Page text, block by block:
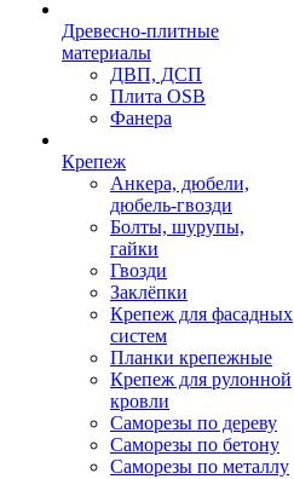
Древесно-плитные
материалы
ДВП, ДСП
Плита OSB
Фанера
Крепеж
Анкера, дюбели,
дюбель-гвозди
Болты, шурупы,
гайки
Гвозди
Заклёпки
Крепеж для фасадных
систем
Планки крепежные
Крепеж для рулонной
кровли
Саморезы по дереву
Саморезы по бетону
Саморезы по металлу